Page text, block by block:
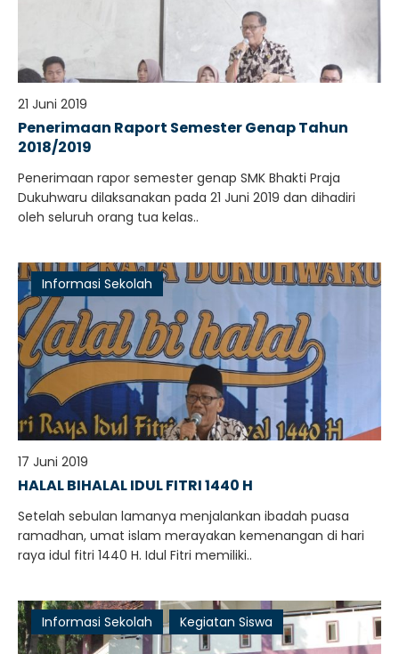
21 Juni 2019
Penerimaan Raport Semester Genap Tahun
2018/2019
Penerimaan rapor semester genap SMK Bhakti Praja
Dukuhwaru dilaksanakan pada 21 Juni 2019 dan dihadiri
oleh seluruh orang tua kelas..
Informasi Sekolah
17 Juni 2019
HALAL BIHALAL IDUL FITRI 1440 H
Setelah sebulan lamanya menjalankan ibadah puasa
ramadhan, umat islam merayakan kemenangan di hari
raya idul fitri 1440 H. Idul Fitri memiliki..
Informasi Sekolah Kegiatan Siswa